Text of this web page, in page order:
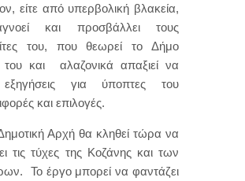
είτε από υπερβολική βλακεία,
και προσβάλλει τους
του, που θεωρεί το Δήμο
του και αλαζονικά απαξιεί να
για ύποπτες του
και επιλογές.
Αρχή θα κληθεί τώρα να
τις τύχες της Κοζάνης και των
Το έργο μπορεί να φαντάζει